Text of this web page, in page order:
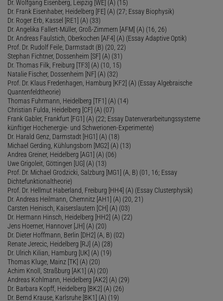
Dr. Wolfgang Eisenberg, Leipzig [WE] (A) (15)
Dr. Frank Eisenhaber, Heidelberg [FE] (A) (27; Essay Biophysik)
Dr. Roger Erb, Kassel [RE1] (A) (33)
Dr. Angelika Fallert-Müller, Groß-Zimmern [AFM] (A) (16, 26)
Dr. Andreas Faulstich, Oberkochen [AF4] (A) (Essay Adaptive Optik)
Prof. Dr. Rudolf Feile, Darmstadt (B) (20, 22)
Stephan Fichtner, Dossenheim [SF] (A) (31)
Dr. Thomas Filk, Freiburg [TF3] (A) (10, 15)
Natalie Fischer, Dossenheim [NF] (A) (32)
Prof. Dr. Klaus Fredenhagen, Hamburg [KF2] (A) (Essay Algebraische
Quantenfeldtheorie)
Thomas Fuhrmann, Heidelberg [TF1] (A) (14)
Christian Fulda, Heidelberg [CF] (A) (07)
Frank Gabler, Frankfurt [FG1] (A) (22; Essay Datenverarbeitungssysteme
künftiger Hochenergie- und Schwerionen-Experimente)
Dr. Harald Genz, Darmstadt [HG1] (A) (18)
Michael Gerding, Kühlungsborn [MG2] (A) (13)
Andrea Greiner, Heidelberg [AG1] (A) (06)
Uwe Grigoleit, Göttingen [UG] (A) (13)
Prof. Dr. Michael Grodzicki, Salzburg [MG1] (A, B) (01, 16; Essay
Dichtefunktionaltheorie)
Prof. Dr. Hellmut Haberland, Freiburg [HH4] (A) (Essay Clusterphysik)
Dr. Andreas Heilmann, Chemnitz [AH1] (A) (20, 21)
Carsten Heinisch, Kaiserslautern [CH] (A) (03)
Dr. Hermann Hinsch, Heidelberg [HH2] (A) (22)
Jens Hoerner, Hannover [JH] (A) (20)
Dr. Dieter Hoffmann, Berlin [DH2] (A, B) (02)
Renate Jerecic, Heidelberg [RJ] (A) (28)
Dr. Ulrich Kilian, Hamburg [UK] (A) (19)
Thomas Kluge, Mainz [TK] (A) (20)
Achim Knoll, Straßburg [AK1] (A) (20)
Andreas Kohlmann, Heidelberg [AK2] (A) (29)
Dr. Barbara Kopff, Heidelberg [BK2] (A) (26)
Dr. Bernd Krause, Karlsruhe [BK1] (A) (19)